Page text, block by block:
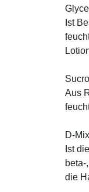
Ist
Aus
D-
Ist
die